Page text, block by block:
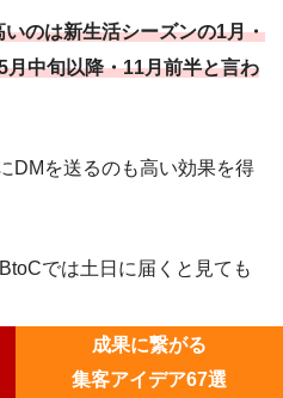
のは新生活シーズンの1月・
中旬以降・11月前半と言わ
DMを送るのも高い効果を得
では土日に届くと見ても
成果に繋がる
集客アイデア67選